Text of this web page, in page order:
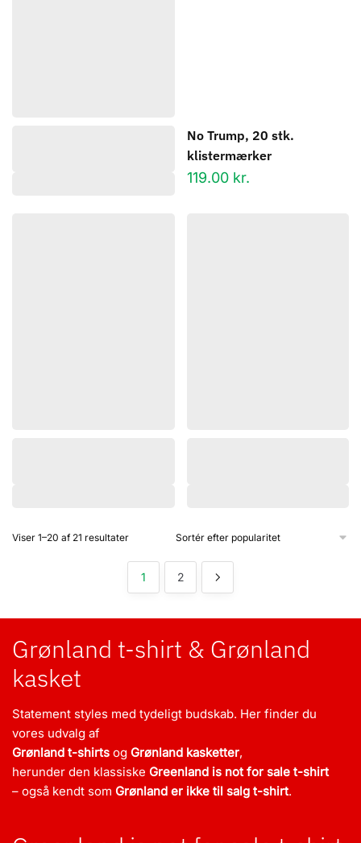
No Trump, 20 stk.
klistermærker
119.00 kr.
Viser 1–20 af 21 resultaterSorteret
1 2
Grønland t-shirt & Grønland
kasket
Statement styles med tydeligt budskab. Her finder du
vores udvalg af
Grønland t-shirts og Grønland kasketter,
herunder den klassiske Greenland is not for sale t-shirt
– også kendt som Grønland er ikke til salg t-shirt.